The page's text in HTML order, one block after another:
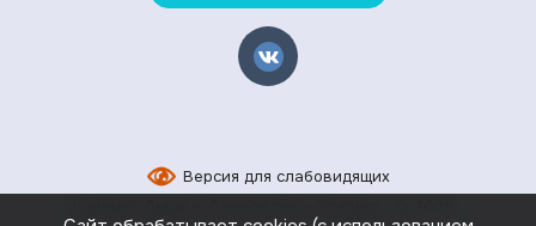
Версия для слабовидящих